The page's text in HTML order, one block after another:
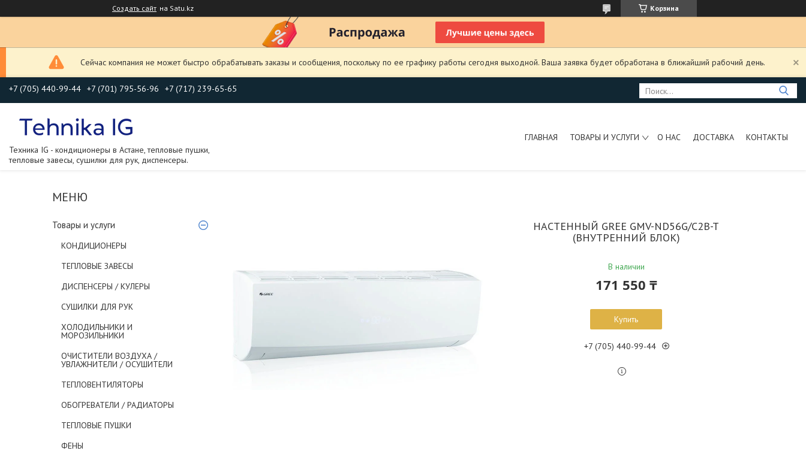
Создать сайт на Satu.kz Корзина
Сейчас компания не может быстро обрабатывать заказы и сообщения, поскольку по ее графику работы сегодня выходной. Ваша заявка будет обработана в ближайший рабочий день.
+7 (705) 440-99-44 +7 (701) 795-56-96 +7 (717) 239-65-65
Техника IG - кондиционеры в Астане, тепловые пушки,
тепловые завесы, сушилки для рук, диспенсеры.
ГЛАВНАЯ ТОВАРЫ И УСЛУГИ О НАС ДОСТАВКА КОНТАКТЫ
Товары и услуги
КОНДИЦИОНЕРЫ
ТЕПЛОВЫЕ ЗАВЕСЫ
ДИСПЕНСЕРЫ / КУЛЕРЫ
СУШИЛКИ ДЛЯ РУК
ХОЛОДИЛЬНИКИ И
МОРОЗИЛЬНИКИ
ОЧИСТИТЕЛИ ВОЗДУХА /
УВЛАЖНИТЕЛИ / ОСУШИТЕЛИ
ТЕПЛОВЕНТИЛЯТОРЫ
ОБОГРЕВАТЕЛИ / РАДИАТОРЫ
ТЕПЛОВЫЕ ПУШКИ
ФЕНЫ
НАСТЕННЫЙ GREE GMV-ND56G/C2B-T
(ВНУТРЕННИЙ БЛОК)
В наличии
171 550 ₸
Купить
+7 (705) 440-99-44